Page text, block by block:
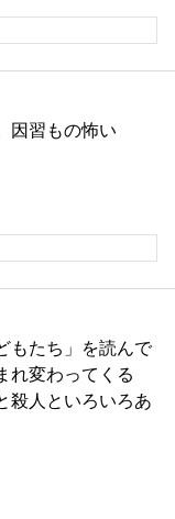
因習もの怖い
もたち」を読んで
れ変わってくる
殺人といろいろあ